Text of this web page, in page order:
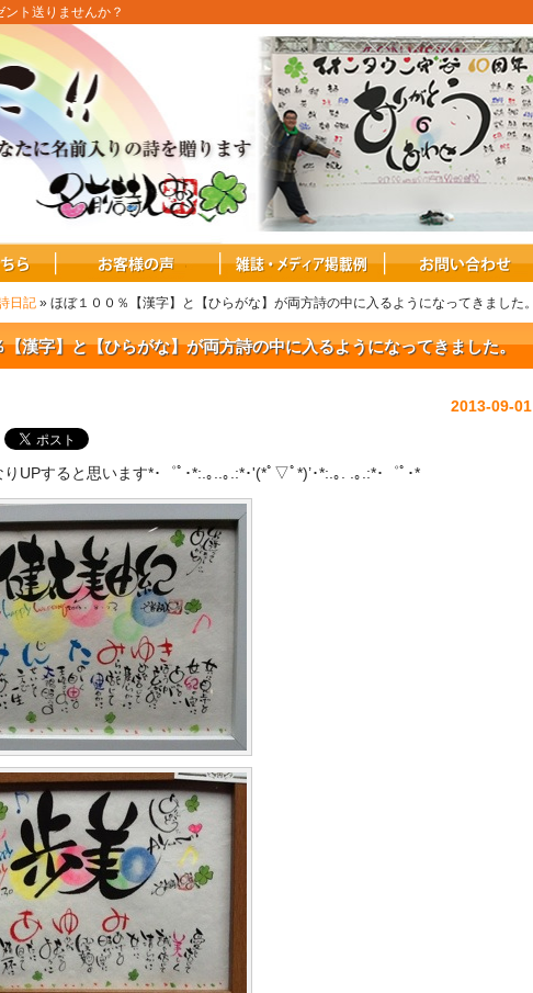
ト送りませんか？
日記 » ほぼ１００％【漢字】と【ひらがな】が両方詩の中に入るようになってきました。
【漢字】と【ひらがな】が両方詩の中に入るようになってきました。
2013-09-01
UPすると思います*･゜ﾟ･*:.｡..｡.:*･'(*ﾟ▽ﾟ*)’･*:.｡. .｡.:*･゜ﾟ･*